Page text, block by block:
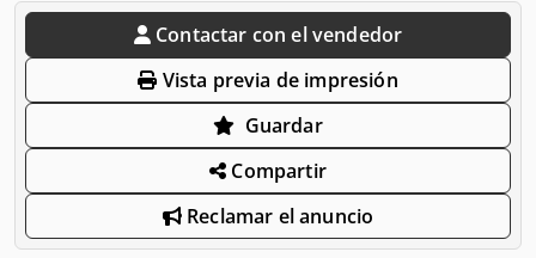
Contactar con el vendedor
Vista previa de impresión
Guardar
Compartir
Reclamar el anuncio